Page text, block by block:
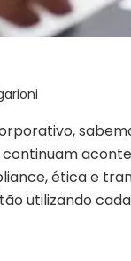
continuam
ética e
utilizando